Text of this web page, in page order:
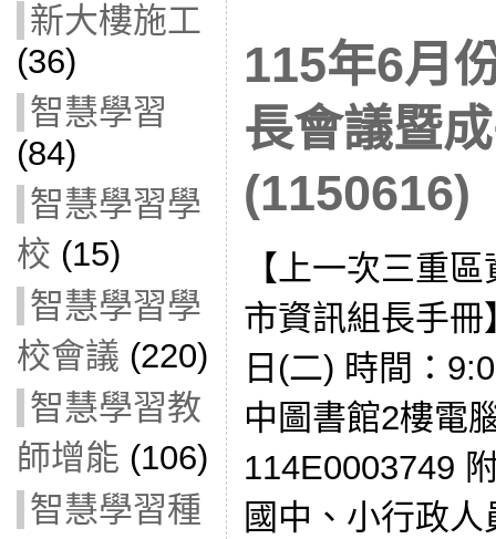
新大樓施工
(36)
智慧學習
(84)
智慧學習學
校 (15)
智慧學習學
校會議 (220)
智慧學習教
師增能 (106)
智慧學習種
115年6月
長會議暨
(1150616)
【上一次三重
市資訊組長手
日(二) 時間：
中圖書館2樓電
114E0003749
國中、小行政